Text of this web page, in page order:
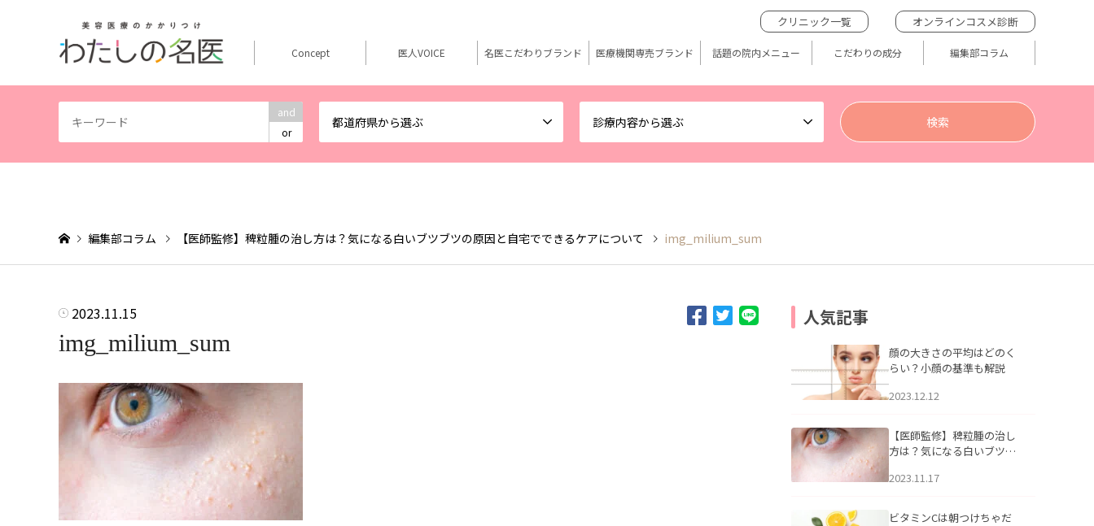
and
or
都道府県から選ぶ 診療内容から選ぶ
クリニック一覧 オンラインコスメ診断
Concept 医人VOICE 名医こだわりブランド 医療機関専売ブランド 話題の院内メニュー こだわりの成分 編集部コラム
編集部コラム 【医師監修】稗粒腫の治し方は？気になる白いブツブツの原因と自宅でできるケアについて img_milium_sum
2023.11.15
img_milium_sum
人気記事
顔の大きさの平均はどのく
らい？小顔の基準も解説
2023.12.12
【医師監修】稗粒腫の治し
方は？気になる白いブツブ
アについて
2023.11.17
ビタミンCは朝つけちゃだ